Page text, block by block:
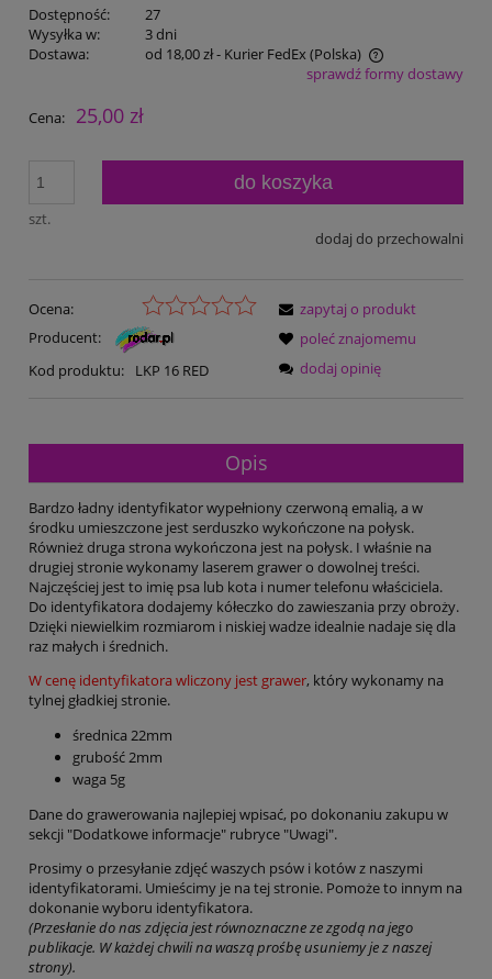
Dostępność:
27
Wysyłka w:
3 dni
Dostawa:
od 18,00 zł- Kurier FedEx(Polska)
Cena nie zawiera ewentualnych kosztów płatnościsprawdź formy dostawy
Cena: 25,00 zł
szt.
do koszyka
dodaj do przechowalni
Ocena:
Producent:
Kod produktu:
LKP 16 RED
zapytaj o produkt
poleć znajomemu
dodaj opinię
Opis
Bardzo ładny identyfikator wypełniony czerwoną emalią, a w
środku umieszczone jest serduszko wykończone na połysk.
Również druga strona wykończona jest na połysk. I właśnie na
drugiej stronie wykonamy laserem grawer o dowolnej treści.
Najczęściej jest to imię psa lub kota i numer telefonu właściciela.
Do identyfikatora dodajemy kółeczko do zawieszania przy obroży.
Dzięki niewielkim rozmiarom i niskiej wadze idealnie nadaje się dla
raz małych i średnich.
W cenę identyfikatora wliczony jest grawer, który wykonamy na
tylnej gładkiej stronie.
średnica 22mm
grubość 2mm
waga 5g
Dane do grawerowania najlepiej wpisać, po dokonaniu zakupu w
sekcji "Dodatkowe informacje" rubryce "Uwagi".
Prosimy o przesyłanie zdjęć waszych psów i kotów z naszymi
identyfikatorami. Umieścimy je na tej stronie. Pomoże to innym na
dokonanie wyboru identyfikatora.
(Przesłanie do nas zdjęcia jest równoznaczne ze zgodą na jego
publikacje. W każdej chwili na waszą prośbę usuniemy je z naszej
strony).